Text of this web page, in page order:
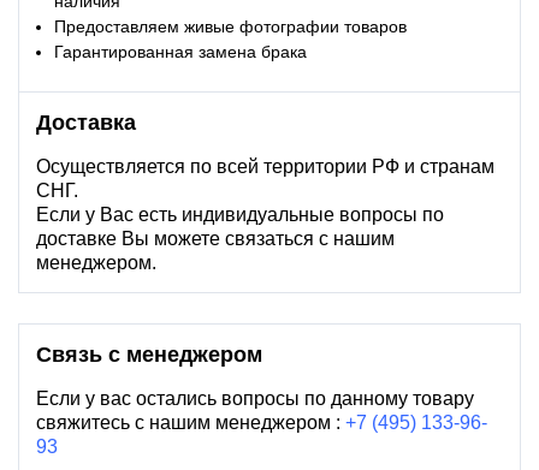
Предоставляем живые фотографии товаров
Гарантированная замена брака
Доставка
Осуществляется по всей территории РФ и странам
СНГ.
Если у Вас есть индивидуальные вопросы по
доставке Вы можете связаться с нашим
менеджером.
Связь с менеджером
Если у вас остались вопросы по данному товару
свяжитесь с нашим менеджером : +7 (495) 133-96-
93